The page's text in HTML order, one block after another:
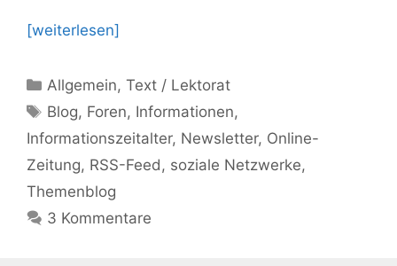
[weiterlesen]
Kategorien
Allgemein,Text / Lektorat
Schlagwörter
Blog, Foren, Informationen,
Informationszeitalter, Newsletter, Online-
Zeitung, RSS-Feed, soziale Netzwerke,
Themenblog
3 Kommentare